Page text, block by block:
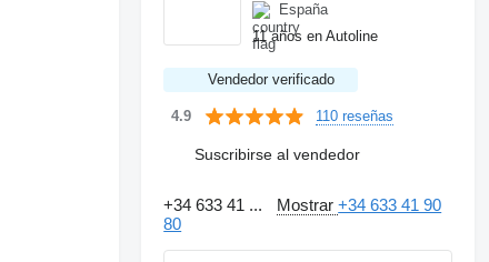
España
11 años en Autoline
Vendedor verificado
4.9 110 reseñas
Suscribirse al vendedor
+34 633 41 ... Mostrar+34 633 41 90
80